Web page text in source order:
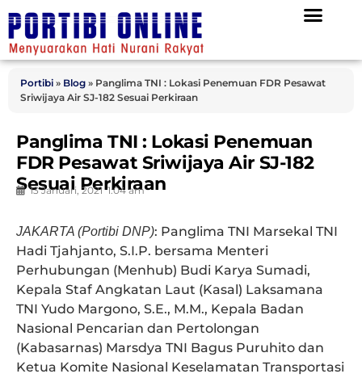
Portibi » Blog » Panglima TNI : Lokasi Penemuan FDR Pesawat
Sriwijaya Air SJ-182 Sesuai Perkiraan
Panglima TNI : Lokasi Penemuan
FDR Pesawat Sriwijaya Air SJ-182
Sesuai Perkiraan
13 Januari, 2021 1:04 am
JAKARTA (Portibi DNP): Panglima TNI Marsekal TNI
Hadi Tjahjanto, S.I.P. bersama Menteri
Perhubungan (Menhub) Budi Karya Sumadi,
Kepala Staf Angkatan Laut (Kasal) Laksamana
TNI Yudo Margono, S.E., M.M., Kepala Badan
Nasional Pencarian dan Pertolongan
(Kabasarnas) Marsdya TNI Bagus Puruhito dan
Ketua Komite Nasional Keselamatan Transportasi